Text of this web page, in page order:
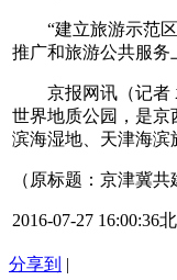
“建立旅游示范区
推广和旅游公共服务
京报网讯（记者 袁
世界地质公园，是京
滨海湿地、天津海
（原标题：京津冀共
2016-07-27 16:00:36
分享到 |